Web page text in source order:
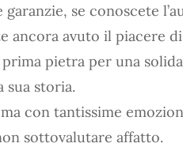
se conoscete
ancora avuto il piacere
pietra per una
sua storia.
con tantissime
sottovalutare affatto.